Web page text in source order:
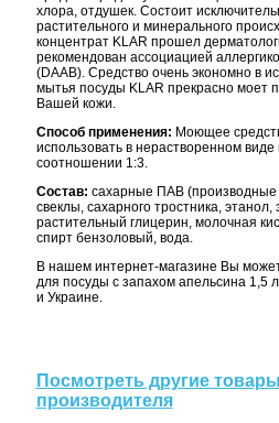
хлора, отдушек. Состоит
растительного и минерального
концентрат KLAR прошел
рекомендован ассоциацией
(DAAB). Средство очень экономно в
мытья посуды KLAR прекрасно моет
Вашей кожи.
Способ применения: Моющее
использовать в нерастворенном
соотношении 1:3.
Состав: сахарные ПАВ (производные
свеклы, сахарного тростника,
растительный глицерин, молочная
спирт бензоловый, вода.
В нашем интернет-магазине Вы
для посуды с запахом апельсина 1,5
и Украине.
Посмотреть другие
производителя